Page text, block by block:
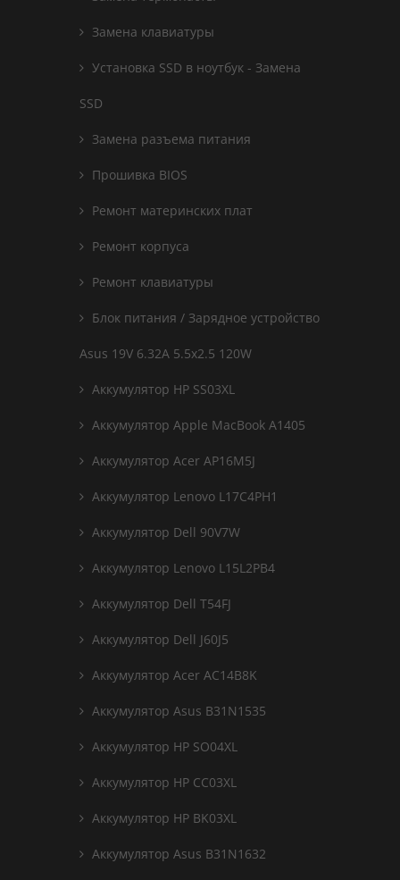
Замена клавиатуры
Установка SSD в ноутбук - Замена
SSD
Замена разъема питания
Прошивка BIOS
Ремонт материнских плат
Ремонт корпуса
Ремонт клавиатуры
Блок питания / Зарядное устройство
Asus 19V 6.32A 5.5x2.5 120W
Аккумулятор HP SS03XL
Аккумулятор Apple MacBook A1405
Аккумулятор Acer AP16M5J
Аккумулятор Lenovo L17C4PH1
Аккумулятор Dell 90V7W
Аккумулятор Lenovo L15L2PB4
Аккумулятор Dell T54FJ
Аккумулятор Dell J60J5
Аккумулятор Acer AC14B8K
Аккумулятор Asus B31N1535
Аккумулятор HP SO04XL
Аккумулятор HP CC03XL
Аккумулятор HP BK03XL
Аккумулятор Asus B31N1632